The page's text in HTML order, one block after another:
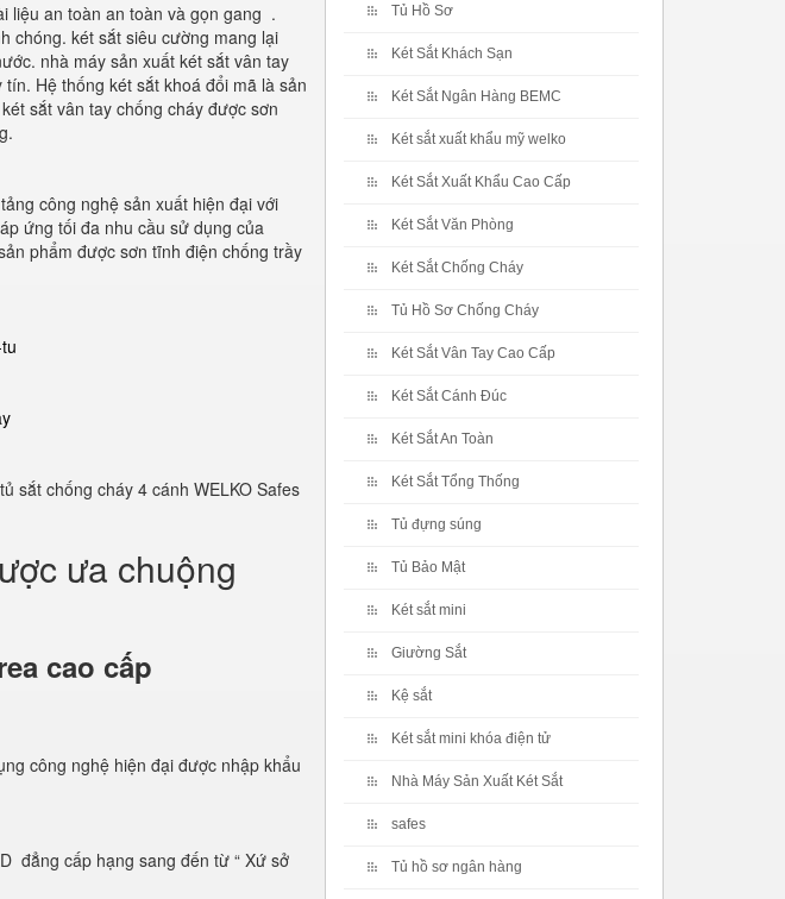
liệu an toàn an toàn và gọn gang .
chóng. két sắt siêu cường mang lại
nhà máy sản xuất két sắt vân tay
Hệ thống két sắt khoá đổi mã là sản
sắt vân tay chống cháy được sơn
công nghệ sản xuất hiện đại với
ứng tối đa nhu cầu sử dụng của
phẩm được sơn tĩnh điện chống trầy
sắt chống cháy 4 cánh WELKO Safes
ưa chuộng
cao cấp
công nghệ hiện đại được nhập khẩu
đẳng cấp hạng sang đến từ “ Xứ sở
Tủ Hồ Sơ
Két Sắt Khách Sạn
Két Sắt Ngân Hàng BEMC
Két sắt xuất khẩu mỹ welko
Két Sắt Xuất Khẩu Cao Cấp
Két Sắt Văn Phòng
Két Sắt Chống Cháy
Tủ Hồ Sơ Chống Cháy
Két Sắt Vân Tay Cao Cấp
Két Sắt Cánh Đúc
Két Sắt An Toàn
Két Sắt Tổng Thống
Tủ đựng súng
Tủ Bảo Mật
Két sắt mini
Giường Sắt
Kệ sắt
Két sắt mini khóa điện tử
Nhà Máy Sản Xuất Két Sắt
safes
Tủ hồ sơ ngân hàng